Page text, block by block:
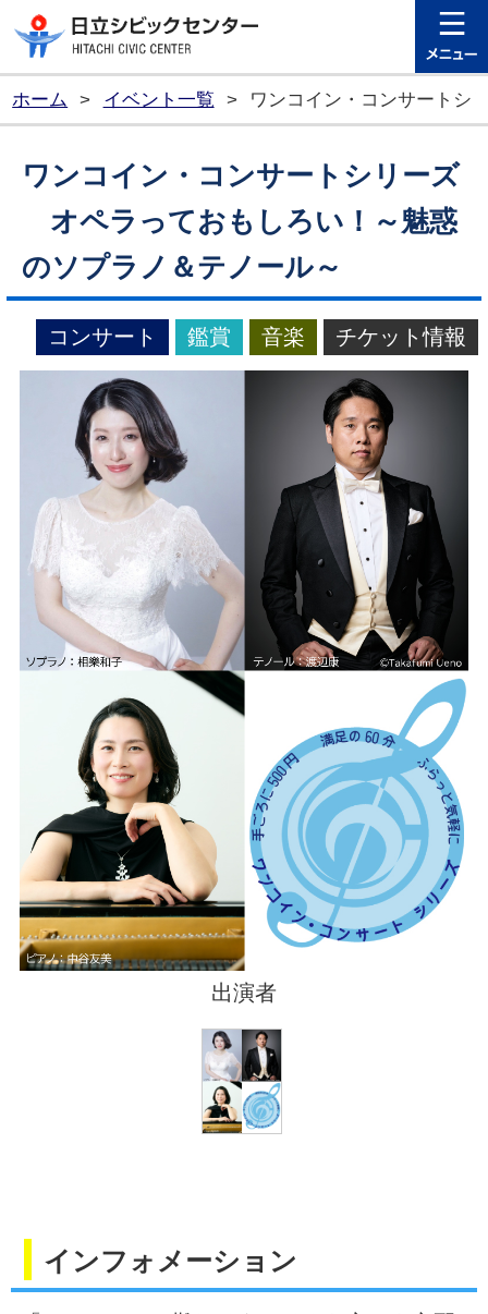
日立シビ
ホーム > イベント一覧 > ワンコイン・コンサートシ
ワンコイン・コンサートシリーズ
オペラっておもしろい！～魅惑
のソプラノ＆テノール～
コンサート 鑑賞 音楽 チケット情報
出演者
インフォメーション